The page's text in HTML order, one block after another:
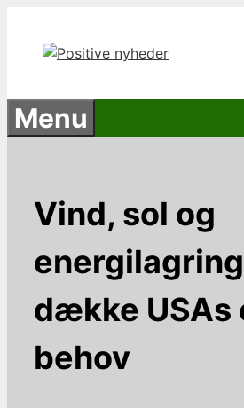
indhold
Menu
Vind, sol og
dække USAs
behov